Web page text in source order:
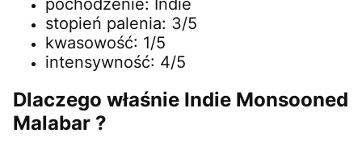
pochodzenie: Indie
stopień palenia: 3/5
kwasowość: 1/5
intensywność: 4/5
Dlaczego właśnie Indie Monsooned
Malabar ?